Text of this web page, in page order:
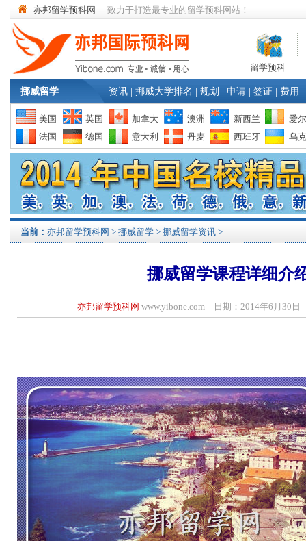
亦邦留学预科网 致力于打造最专业的留学预科网站！
留学预科
挪威留学 资讯 挪威大学排名 规划 申请 签证 费用
美国 英国 加拿大 澳洲 新西兰
爱
法国
德国 意大利 丹麦 西班牙 乌
当前： 亦邦留学预科网 > 挪威留学 > 挪威留学资讯 >
挪威留学课程详细介
亦邦留学预科网 www.yibone.com 日期：2014年6月30